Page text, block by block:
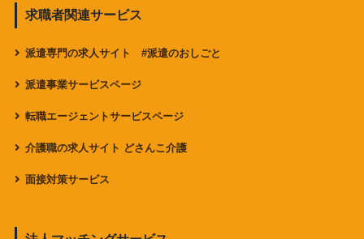
求職者関連サービス
派遣専門の求人サイト #派遣のおしごと
派遣事業サービスページ
転職エージェントサービスページ
介護職の求人サイト どさんこ介護
面接対策サービス